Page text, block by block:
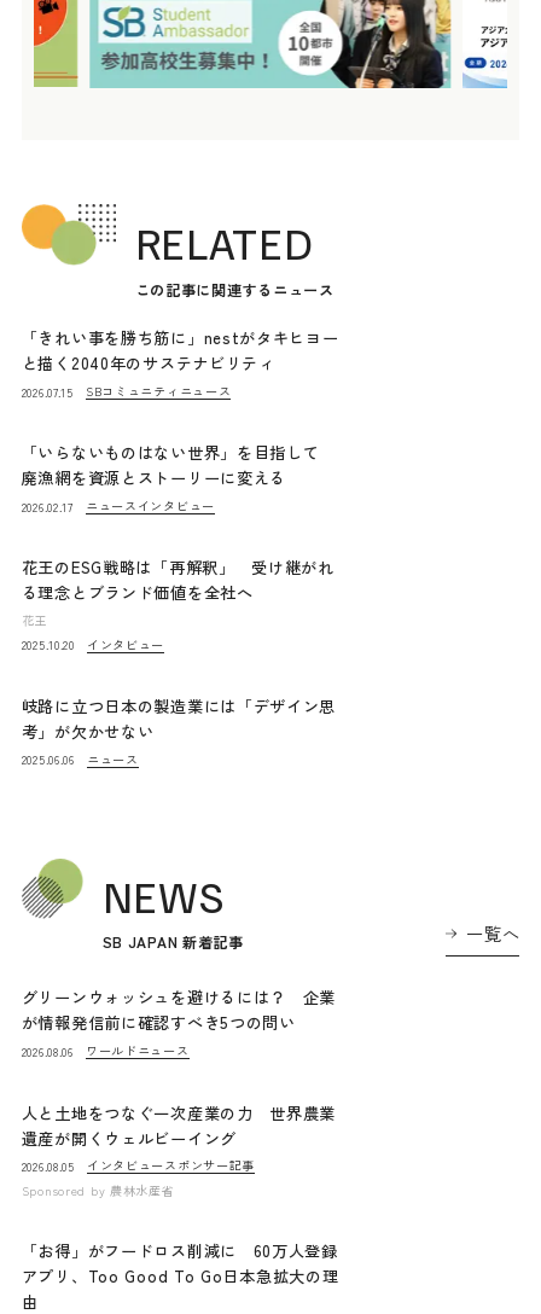
RELATED
この記事に関連するニュース
「きれい事を勝ち筋に」nestがタキヒヨー
と描く2040年のサステナビリティ
2026.07.15 SBコミュニティニュース
「いらないものはない世界」を目指して
廃漁網を資源とストーリーに変える
2026.02.17 ニュース インタビュー
花王のESG戦略は「再解釈」 受け継がれ
る理念とブランド価値を全社へ
花王
2025.10.20
インタビュー
岐路に立つ日本の製造業には「デザイン思
考」が欠かせない
2025.06.06 ニュース
NEWS
SB JAPAN 新着記事 一覧へ
グリーンウォッシュを避けるには？ 企業
が情報発信前に確認すべき5つの問い
2026.08.06 ワールドニュース
人と土地をつなぐ一次産業の力 世界農業
遺産が開くウェルビーイング
2026.08.05 インタビュー スポンサー記事
Sponsored by 農林水産省
「お得」がフードロス削減に 60万人登録
アプリ、Too Good To Go日本急拡大の理
由